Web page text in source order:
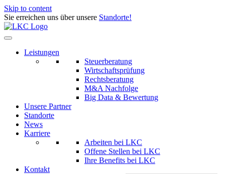
Skip to content
Sie erreichen uns über unsere Standorte!
Leistungen
Steuerberatung
Wirtschaftsprüfung
Rechtsberatung
M&A Nachfolge
Big Data & Bewertung
Unsere Partner
Standorte
News
Karriere
Arbeiten bei LKC
Offene Stellen bei LKC
Ihre Benefits bei LKC
Kontakt